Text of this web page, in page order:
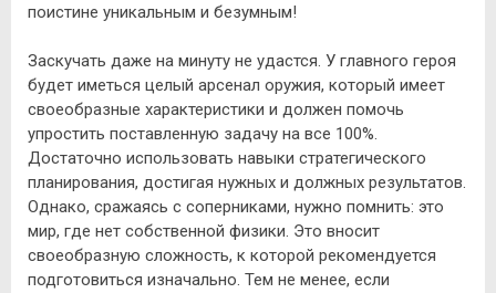
поистине уникальным и безумным!
Заскучать даже на минуту не удастся. У главного героя
будет иметься целый арсенал оружия, который имеет
своеобразные характеристики и должен помочь
упростить поставленную задачу на все 100%.
Достаточно использовать навыки стратегического
планирования, достигая нужных и должных результатов.
Однако, сражаясь с соперниками, нужно помнить: это
мир, где нет собственной физики. Это вносит
своеобразную сложность, к которой рекомендуется
подготовиться изначально. Тем не менее, если